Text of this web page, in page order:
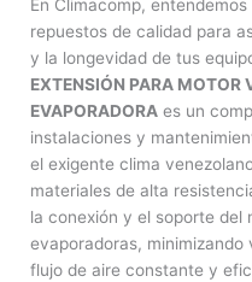
En Climacomp,
repuestos de calidad para
y la longevidad de tus
EXTENSIÓN PARA MOTOR
EVAPORADORA es un
instalaciones y
el exigente clima
materiales de alta
la conexión y el soporte del
evaporadoras,
flujo de aire constante y